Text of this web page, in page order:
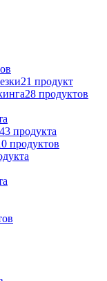
21 продукт
28 продуктов
43 продукта
продуктов